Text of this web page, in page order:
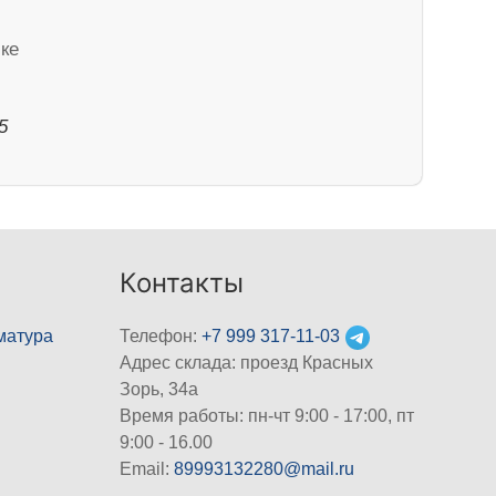
Контакты
Телефон:+7 999 317-11-03
Адрес склада: проезд Красных
Зорь, 34а
Время работы: пн-чт 9:00 - 17:00, пт
9:00 - 16.00
Email:89993132280@mail.ru